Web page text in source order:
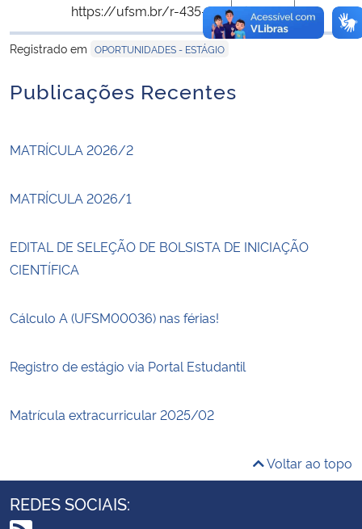
https://ufsm.br/r-435-837
Copiar
para área de
Registrado em OPORTUNIDADES - ESTÁGIO
Publicações Recentes
MATRÍCULA 2026/2
MATRÍCULA 2026/1
EDITAL DE SELEÇÃO DE BOLSISTA DE INICIAÇÃO
CIENTÍFICA
Cálculo A (UFSM00036) nas férias!
Registro de estágio via Portal Estudantil
Matrícula extracurricular 2025/02
Voltar ao topo
REDES SOCIAIS: